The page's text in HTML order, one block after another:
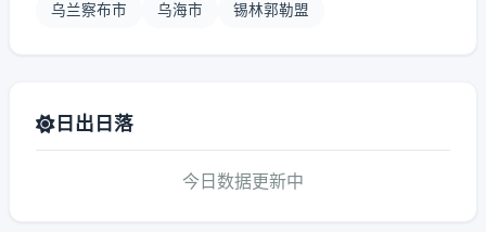
乌兰察布市 乌海市 锡林郭勒盟
日出日落
今日数据更新中